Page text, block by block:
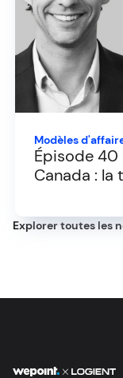
Modèles
Épisode 40
Canada :
Explorer toutes les